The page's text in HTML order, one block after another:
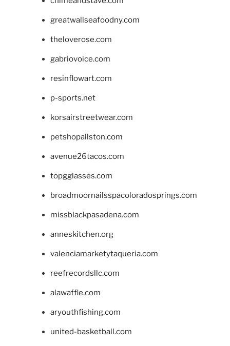
greatwallseafoodny.com
theloverose.com
gabriovoice.com
resinflowart.com
p-sports.net
korsairstreetwear.com
petshopallston.com
avenue26tacos.com
topgglasses.com
broadmoornailsspacoloradosprings.com
missblackpasadena.com
anneskitchen.org
valenciamarketytaqueria.com
reefrecordsllc.com
alawaffle.com
aryouthfishing.com
united-basketball.com